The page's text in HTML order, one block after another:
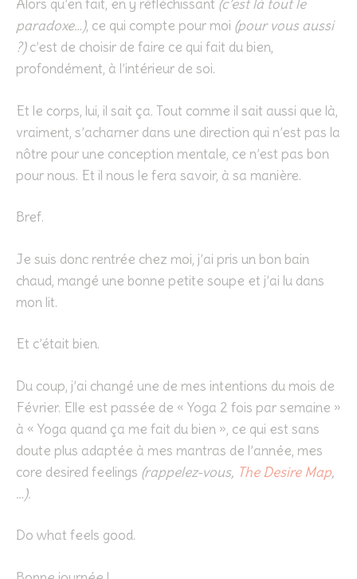
Alors qu’en fait, en y réfléchissant (c’est là tout le
paradoxe…), ce qui compte pour moi (pour vous aussi
?)c’est de choisir de faire ce qui fait du bien,
profondément, à l’intérieur de soi.
Et le corps, lui, il sait ça. Tout comme il sait aussi que là,
vraiment, s’acharner dans une direction qui n’est pas la
nôtre pour une conception mentale, ce n’est pas bon
pour nous. Et il nous le fera savoir, à sa manière.
Bref.
Je suis donc rentrée chez moi, j’ai pris un bon bain
chaud, mangé une bonne petite soupe et j’ai lu dans
mon lit.
Et c’était bien.
Du coup, j’ai changé une de mes intentions du mois de
Février. Elle est passée de « Yoga 2 fois par semaine »
à « Yoga quand ça me fait du bien », ce qui est sans
doute plus adaptée à mes mantras de l’année, mes
core desired feelings (rappelez-vous, The Desire Map,
…).
Do what feels good.